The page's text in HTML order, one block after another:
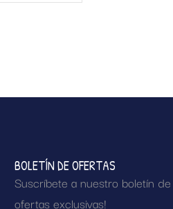
BOLETÍN DE OFERTAS
Suscríbete a nuestro boletín
ofertas exclusivas!